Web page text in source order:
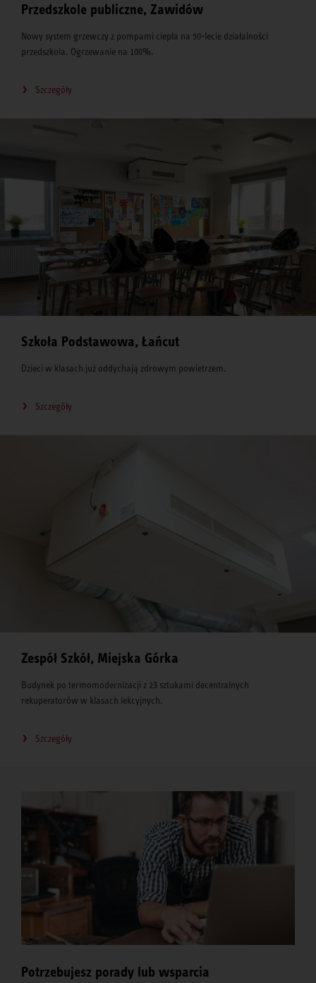
Przedszkole publiczne, Zawidów
Nowy system grzewczy z pompami ciepła na 50-lecie działalności
przedszkola. Ogrzewanie na 100%.
Szczegóły
Szkoła Podstawowa, Łańcut
Dzieci w klasach już oddychają zdrowym powietrzem.
Szczegóły
Zespół Szkół, Miejska Górka
Budynek po termomodernizacji z 23 sztukami decentralnych
rekuperatorów w klasach lekcyjnych.
Szczegóły
Potrzebujesz porady lub wsparcia